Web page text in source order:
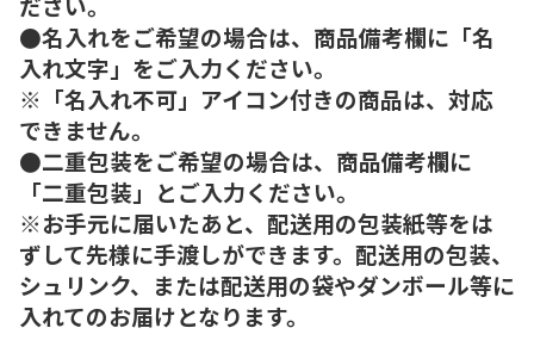
●名入れをご希望の場合は、商品備考欄に「名
入れ文字」をご入力ください。
※「名入れ不可」アイコン付きの商品は、対応
できません。
●二重包装をご希望の場合は、商品備考欄に
「二重包装」とご入力ください。
※お手元に届いたあと、配送用の包装紙等をは
ずして先様に手渡しができます。配送用の包装、
シュリンク、または配送用の袋やダンボール等に
入れてのお届けとなります。